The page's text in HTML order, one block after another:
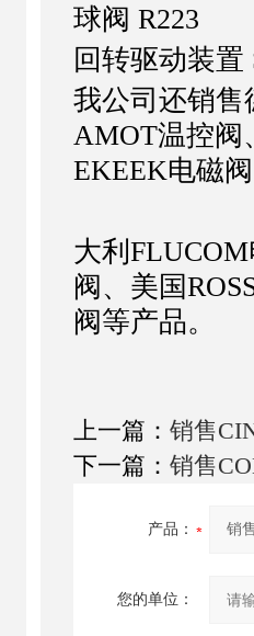
球阀 R223
回转驱动装置
我公司还销售
AMOT温控阀
EKEEK电磁
大利
阀、美国
阀等产品。
上一篇： 销售
下一篇： 销售
产品：
您的单位：